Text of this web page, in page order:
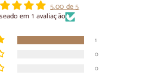
5.00 de 5
em 1 avaliação
1
0
0